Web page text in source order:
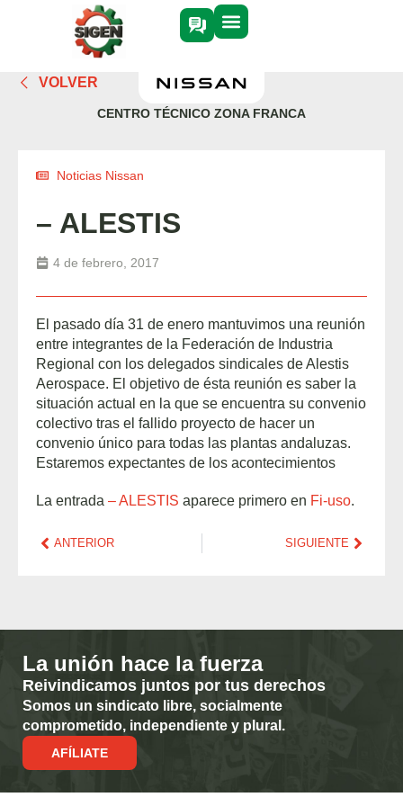
VOLVER
CENTRO TÉCNICO ZONA FRANCA
Noticias Nissan
– ALESTIS
4 de febrero, 2017
El pasado día 31 de enero mantuvimos una reunión
entre integrantes de la Federación de Industria
Regional con los delegados sindicales de Alestis
Aerospace. El objetivo de ésta reunión es saber la
situación actual en la que se encuentra su convenio
colectivo tras el fallido proyecto de hacer un
convenio único para todas las plantas andaluzas.
Estaremos expectantes de los acontecimientos
La entrada – ALESTIS aparece primero en Fi-uso.
ANTERIOR SIGUIENTE
La unión hace la fuerza
Reivindicamos juntos por tus derechos
Somos un sindicato libre, socialmente
comprometido, independiente y plural.
AFÍLIATE